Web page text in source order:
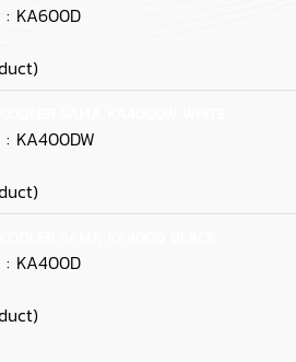
: KA600D
: KA400DW
: KA400D